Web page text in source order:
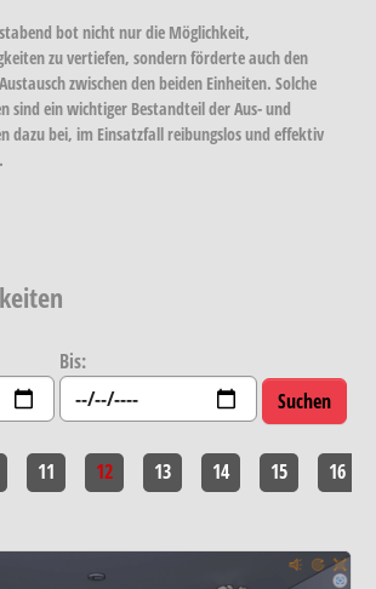
bot nicht nur die Möglichkeit,
zu vertiefen, sondern förderte auch den
zwischen den beiden Einheiten. Solche
sind ein wichtiger Bestandteil der Aus- und
dazu bei, im Einsatzfall reibungslos und effektiv
Bis:
11 12 13 14 15 16